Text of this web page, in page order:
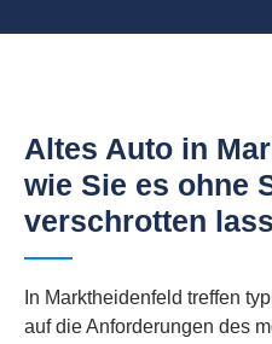
Altes Auto in
wie Sie es ohne
verschrotten
In Marktheidenfeld treffen
auf die Anforderungen des